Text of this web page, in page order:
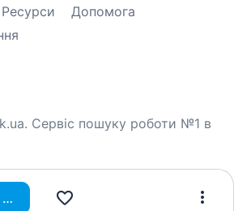
Ресурси
Допомога
Сервіс пошуку роботи №1 в